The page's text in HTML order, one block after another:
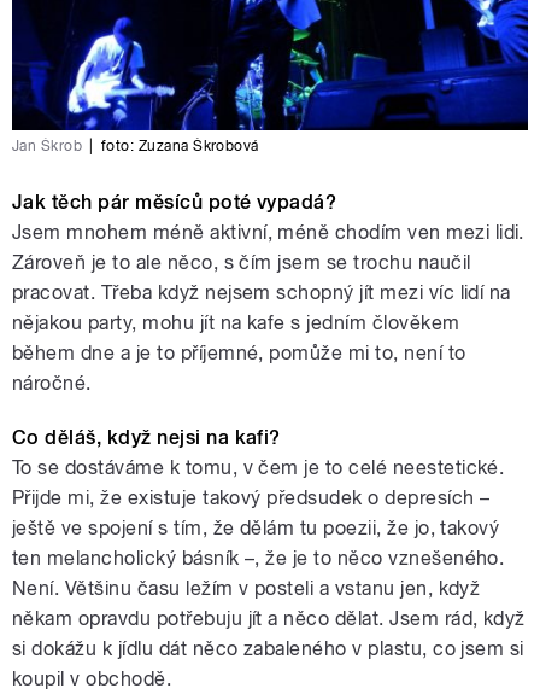
Jan Škrob foto: Zuzana Škrobová
Jak těch pár měsíců poté vypadá?
Jsem mnohem méně aktivní, méně chodím ven mezi lidi.
Zároveň je to ale něco, s čím jsem se trochu naučil
pracovat. Třeba když nejsem schopný jít mezi víc lidí na
nějakou party, mohu jít na kafe s jedním člověkem
během dne a je to příjemné, pomůže mi to, není to
náročné.
Co děláš, když nejsi na kafi?
To se dostáváme k tomu, v čem je to celé neestetické.
Přijde mi, že existuje takový předsudek o depresích –
ještě ve spojení s tím, že dělám tu poezii, že jo, takový
ten melancholický básník –, že je to něco vznešeného.
Není. Většinu času ležím v posteli a vstanu jen, když
někam opravdu potřebuju jít a něco dělat. Jsem rád, když
si dokážu k jídlu dát něco zabaleného v plastu, co jsem si
koupil v obchodě.